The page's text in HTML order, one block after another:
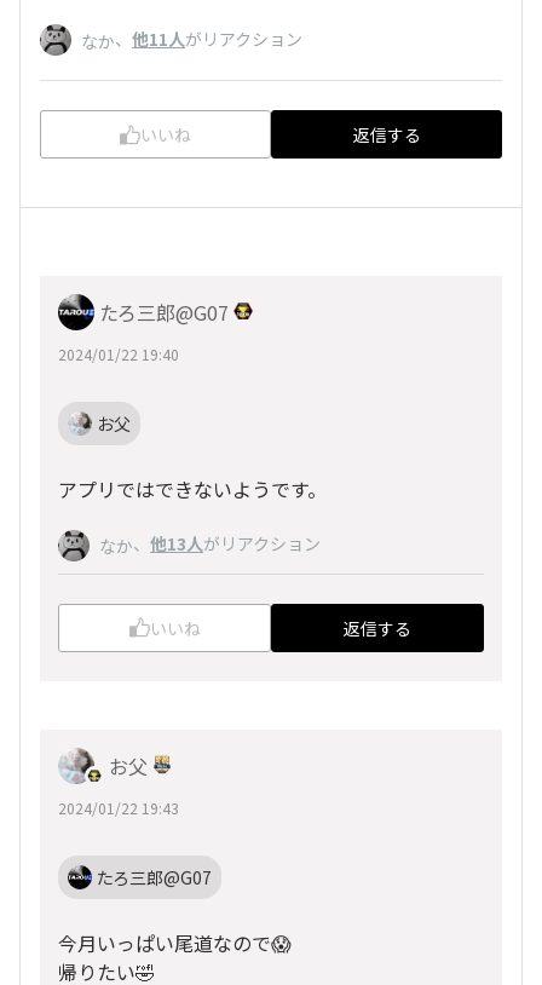
なか、 他11人がリアクション
いいね 返信する
たろ三郎@G07
2024/01/22 19:40
お父
アプリではできないようです。
なか、 他13人がリアクション
いいね 返信する
お父
2024/01/22 19:43
たろ三郎@G07
今月いっぱい尾道なので😱
帰りたい🤣